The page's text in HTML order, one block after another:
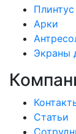
Арки
Экраны
Статьи